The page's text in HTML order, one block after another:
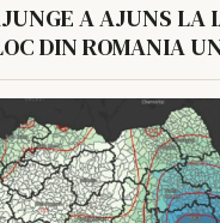
A AJUNS LA
DIN ROMANIA